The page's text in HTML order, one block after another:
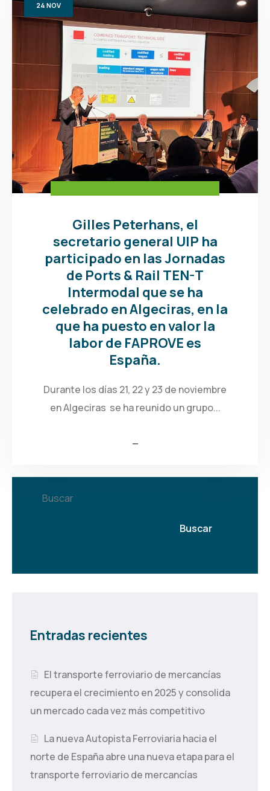
24 NOV
Gilles Peterhans, el
secretario general UIP ha
participado en las Jornadas
de Ports & Rail TEN-T
Intermodal que se ha
celebrado en Algeciras, en la
que ha puesto en valor la
labor de FAPROVE es
España.
Durante los días 21, 22 y 23 de noviembre
en Algeciras se ha reunido un grupo...
Buscar
Buscar
Entradas recientes
El transporte ferroviario de mercancías
recupera el crecimiento en 2025 y consolida
un mercado cada vez más competitivo
La nueva Autopista Ferroviaria hacia el
norte de España abre una nueva etapa para el
transporte ferroviario de mercancías